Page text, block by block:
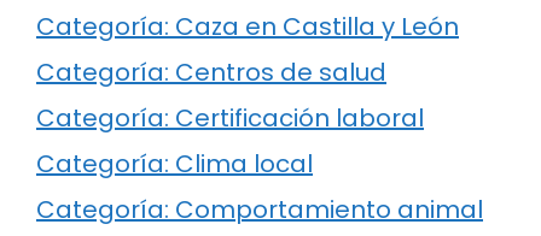
Categoría: Caza en Castilla y León
Categoría: Centros de salud
Categoría: Certificación laboral
Categoría: Clima local
Categoría: Comportamiento animal